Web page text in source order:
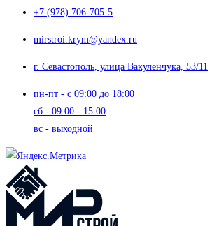
+7 (978) 706-705-5
mirstroi.krym@yandex.ru
г. Севастополь, улица Вакуленчука, 53/11
пн-пт - с 09:00 до 18:00
сб - 09:00 - 15:00
вс - выходной